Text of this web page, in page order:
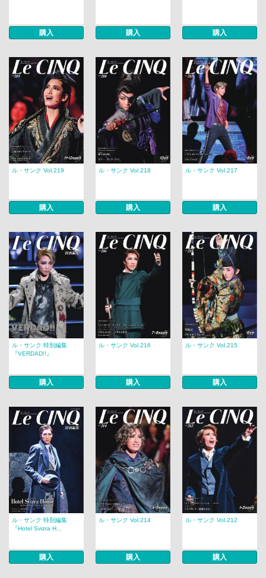
購入 購入 購入
ル・サンク Vol.219
購入
ル・サンク Vol.218
購入
ル・サンク Vol.217
購入
ル・サンク 特別編集
『VERDAD!!』
購入
ル・サンク Vol.216
購入
ル・サンク Vol.215
購入
ル・サンク 特別編集
『Hotel Svizra H...
購入
ル・サンク Vol.214
購入
ル・サンク Vol.212
購入